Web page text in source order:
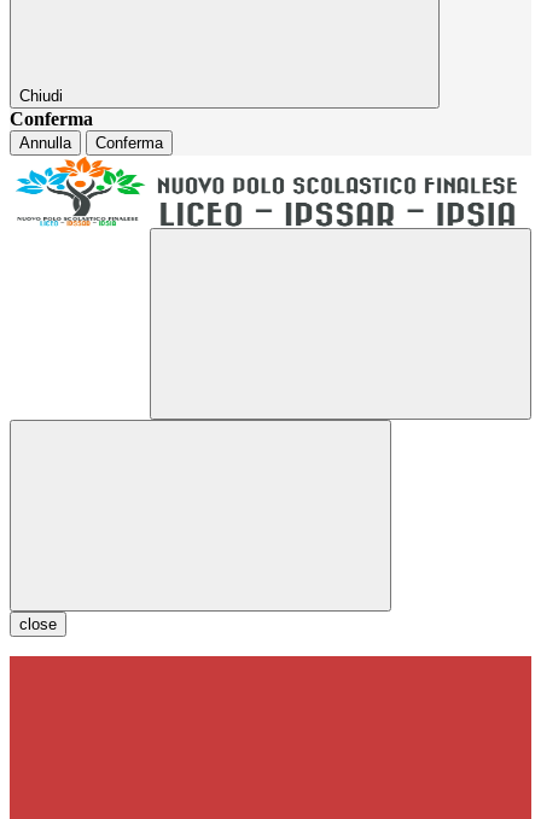
Chiudi
Conferma
Annulla Conferma
close